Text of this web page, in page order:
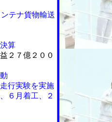
テナ貨物輸送
算
２７億２００
行実験を実施
６月着工、２